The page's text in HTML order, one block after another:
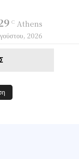
C Athens
2026